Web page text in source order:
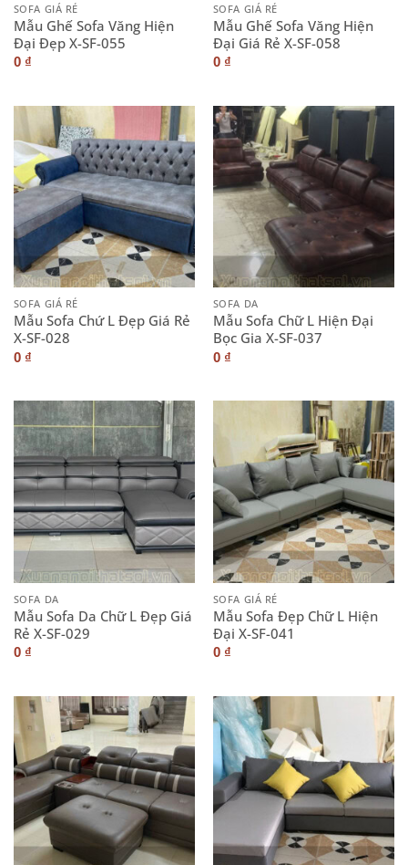
SOFA GIÁ RẺ
Mẫu Ghế Sofa Văng Hiện
Đại Đẹp X-SF-055
0 ₫
SOFA GIÁ RẺ
Mẫu Ghế Sofa Văng Hiện
Đại Giá Rẻ X-SF-058
0 ₫
SOFA GIÁ RẺ
Mẫu Sofa Chứ L Đẹp Giá Rẻ
X-SF-028
0 ₫
SOFA DA
Mẫu Sofa Chữ L Hiện Đại
Bọc Gia X-SF-037
0 ₫
SOFA DA
Mẫu Sofa Da Chữ L Đẹp Giá
Rẻ X-SF-029
0 ₫
SOFA GIÁ RẺ
Mẫu Sofa Đẹp Chữ L Hiện
Đại X-SF-041
0 ₫